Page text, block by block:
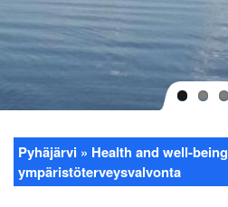
Breadcrumb
Pyhäjärvi Health and well-being
ympäristöterveysvalvonta